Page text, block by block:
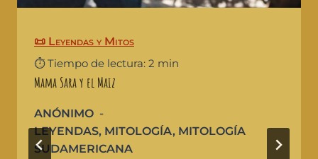
📜 Leyendas y Mitos
⏱️ Tiempo de lectura: 2 min
Mama Sara y el Maiz
ANÓNIMO
LEYENDAS, MITOLOGÍA, MITOLOGÍA
SUDAMERICANA